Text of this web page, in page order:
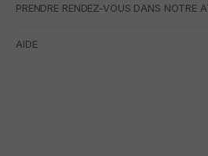
PRENDRE RENDEZ-VOUS DANS NOTRE
AIDE